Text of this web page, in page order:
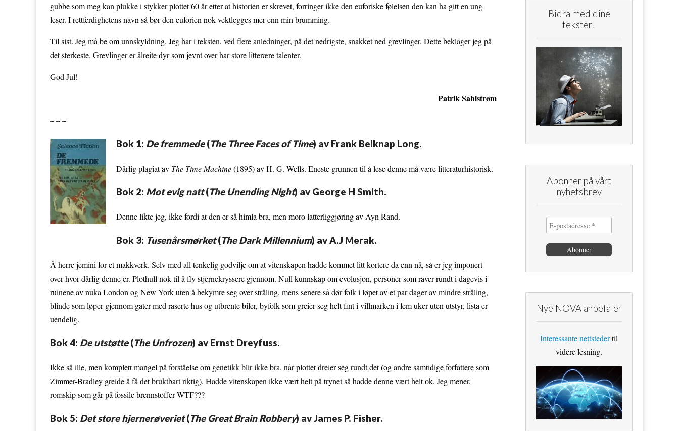
gubbe som meg kan plukke i stykker plottet 60 år etter at historien er skrevet, forringer ikke den euforiske følelsen den kan ha gitt en ung
leser. I rettferdighetens navn så bør den euforien nok vektlegges mer enn min brumming.
Til sist. Jeg må be om unnskyldning. Jeg har i teksten, ved flere anledninger, på det nedrigste, snakket ned grevlinger. Dette beklager jeg på
det sterkeste. Grevlinger er ålreite dyr som jevnt over har store litterære talenter.
God Jul!
Patrik Sahlstrøm
– – –
Bok 1: De fremmede(The Three Faces of Time) av Frank Belknap Long.
Dårlig plagiat av The Time Machine(1895) av H. G. Wells. Eneste grunnen til å lese denne må være litteraturhistorisk.
Bok 2: Mot evig natt(The Unending Night) av George H Smith.
Denne likte jeg, ikke fordi at den er så himla bra, men moro latterliggjøring av Ayn Rand.
Bok 3: Tusenårsmørket(The Dark Millennium) av A.J Merak.
Å herre jemini for et makkverk. Selv med all tenkelig godvilje om at vitenskapen hadde kommet litt kortere da enn nå, så er jeg imponert
over hvor dårlig denne er. Plothull nok til å fly stjernekryssere gjennom. Null kunnskap om evolusjon, personer som raver rundt i dagevis i
ruinene av nuka London og New York uten å bekymre seg over stråling, mens senere så dør folk i løpet av et par dager av mindre stråling,
blinde som løper gjennom gater med raserte hus og utbrente biler, byfolk som greier seg helt fint i villmarken i fem uker uten utstyr, lista er
uendelig.
Bok 4: De utstøtte(The Unfrozen) av Ernst Dreyfuss.
Ikke så ille, men komplett mangel på forståelse om genetikk blir ikke bra, når plottet dreier seg rundt det (og andre samtidige forfattere som
Zimmer-Bradley greide å få det bruktbart riktig). Hadde vitenskapen ikke vært helt på trynet så hadde denne vært helt ok. Jeg mener,
romskip som går på fossile brennstoffer WTF???
Bok 5: Det store hjernerøveriet(The Great Brain Robbery) av James P. Fisher.
Bidra med dine
tekster!
Abonner på vårt
nyhetsbrev
Nye NOVA anbefaler
Interessante nettstedertil
videre lesning.